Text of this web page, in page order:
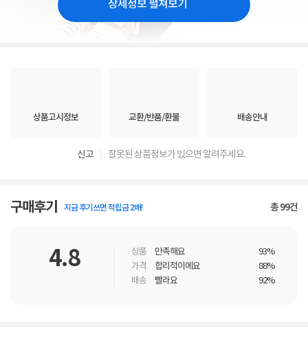
상세정보 펼쳐보기
상품고시정보 교환/반품/환불 배송안내
신고 잘못된 상품정보가 있으면 알려주세요.
구매후기 지금 후기쓰면 적립금 2배! 총99건
4.8 상품 만족해요
93%
가격
합리적이에요
88%
배송
빨라요 92%